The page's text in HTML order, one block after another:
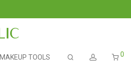
MAKEUP TOOLS 0